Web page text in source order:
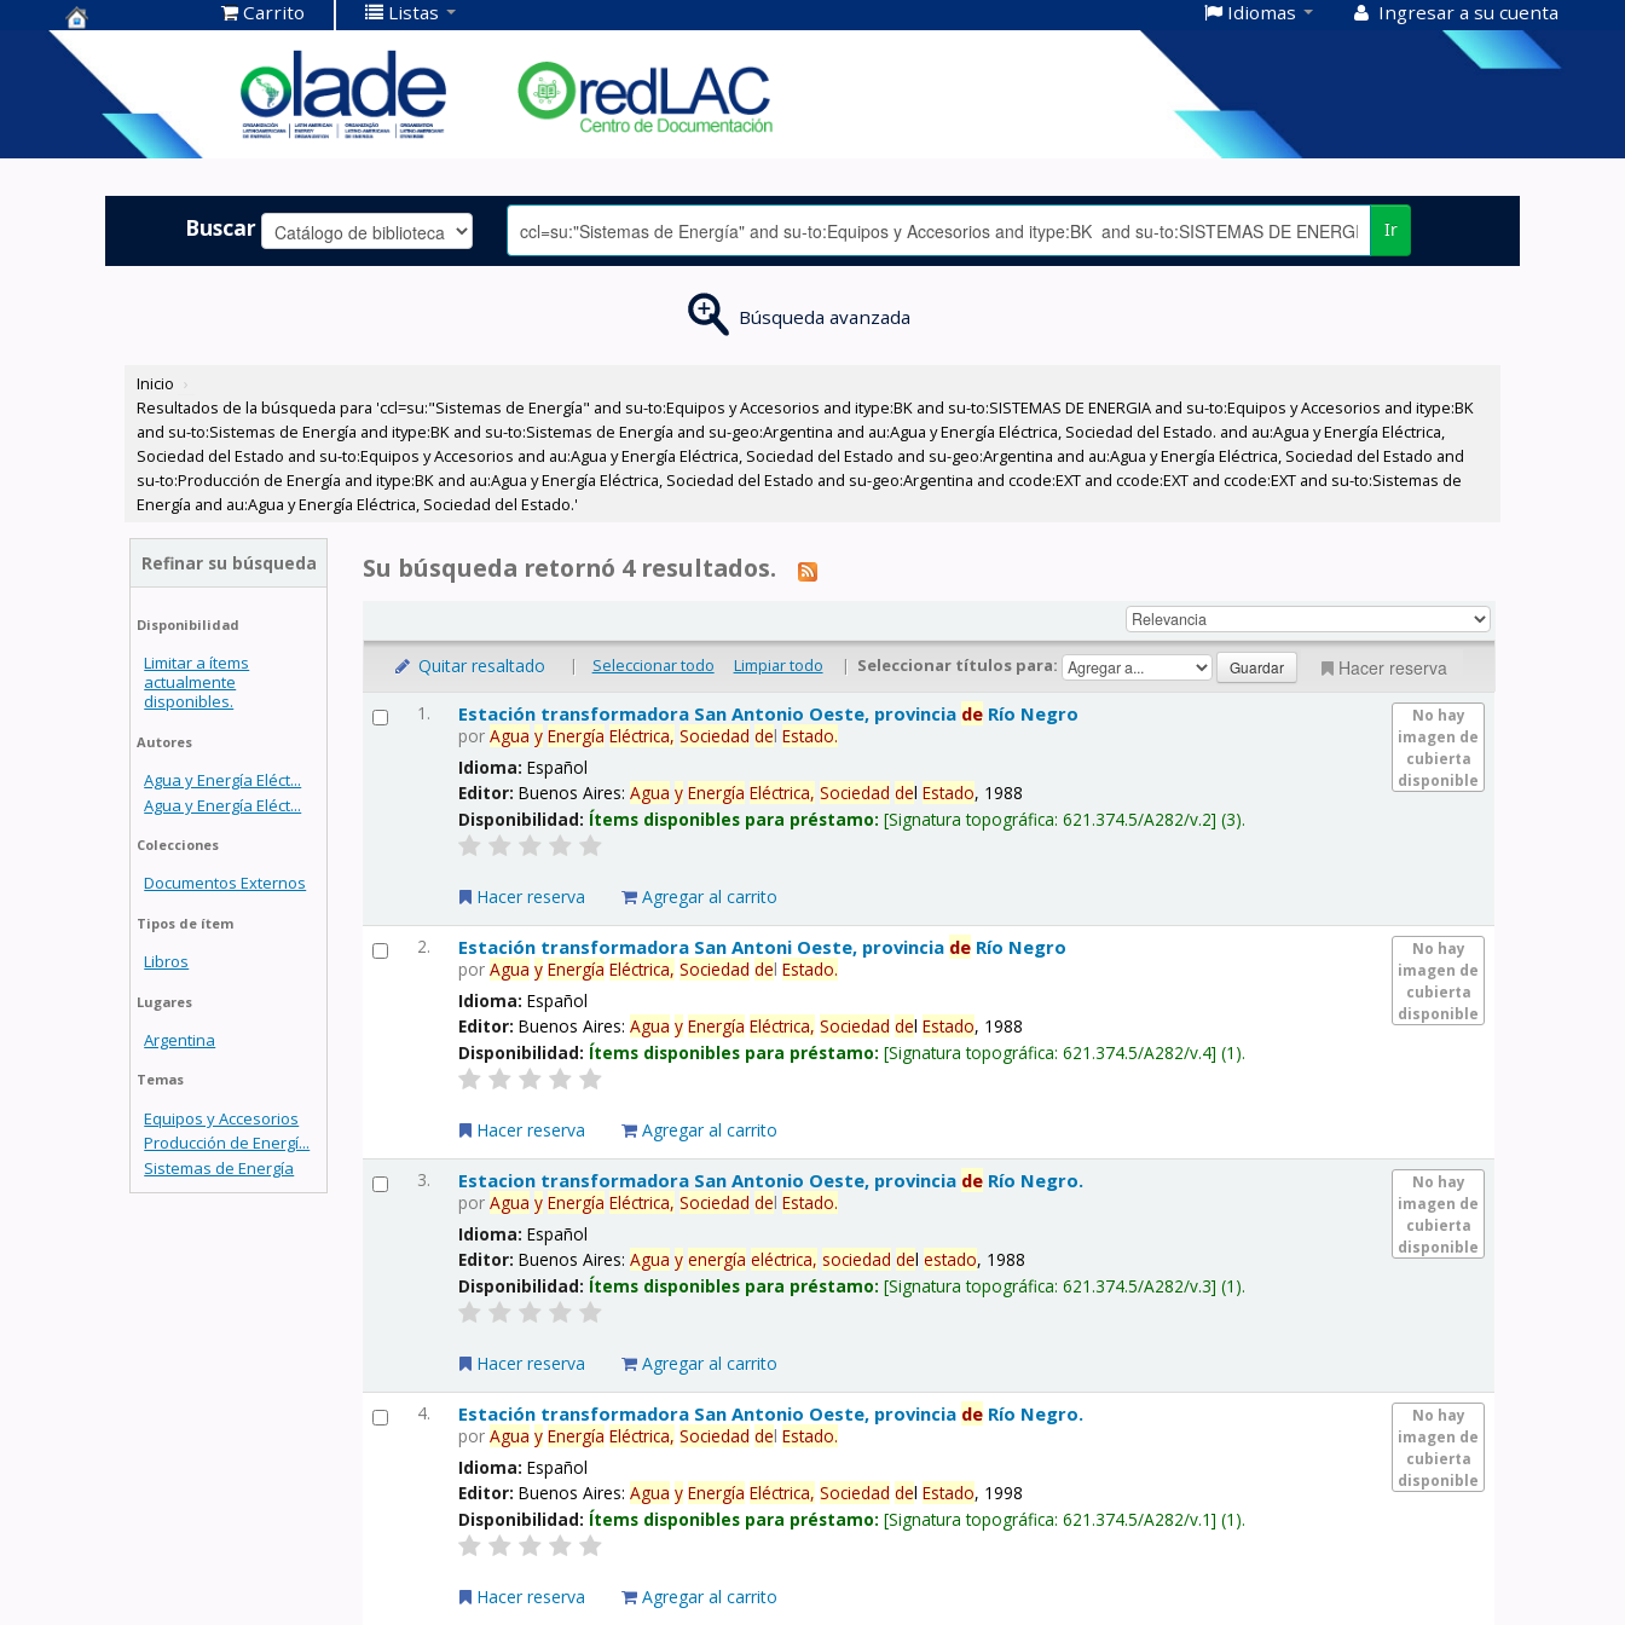
Centro de
Documentación
OLADE -
Carrito Listas Idiomas Ingresar a su cuenta
Buscar Ir
Búsqueda avanzada
Inicio ›
Resultados de la búsqueda para 'ccl=su:"Sistemas de Energía" and su-to:Equipos y Accesorios and itype:BK and su-to:SISTEMAS DE ENERGIA and su-to:Equipos y Accesorios and itype:BK
and su-to:Sistemas de Energía and itype:BK and su-to:Sistemas de Energía and su-geo:Argentina and au:Agua y Energía Eléctrica, Sociedad del Estado. and au:Agua y Energía Eléctrica,
Sociedad del Estado and su-to:Equipos y Accesorios and au:Agua y Energía Eléctrica, Sociedad del Estado and su-geo:Argentina and au:Agua y Energía Eléctrica, Sociedad del Estado and
su-to:Producción de Energía and itype:BK and au:Agua y Energía Eléctrica, Sociedad del Estado and su-geo:Argentina and ccode:EXT and ccode:EXT and ccode:EXT and su-to:Sistemas de
Energía and au:Agua y Energía Eléctrica, Sociedad del Estado.'
Refinar su búsqueda
Disponibilidad
Limitar a ítems
actualmente
disponibles.
Autores
Agua y Energía Eléct...
Agua y Energía Eléct...
Colecciones
Documentos Externos
Tipos de ítem
Libros
Lugares
Argentina
Temas
Equipos y Accesorios
Producción de Energí...
Sistemas de Energía
Su búsqueda retornó 4 resultados.
Quitar resaltado | Seleccionar todo Limpiar todo | Seleccionar títulos para: Hacer reserva
1.
No hay
imagen de
cubierta
disponible
Estación transformadora San Antonio Oeste, provincia de Río Negro
porAgua y Energía Eléctrica, Sociedad delEstado.
Idioma:Español
Editor:Buenos Aires:Agua y Energía Eléctrica, Sociedad delEstado, 1988
Disponibilidad: Ítems disponibles para préstamo: Signatura topográfica:621.374.5/A282/v.2 (3).
Hacer reserva Agregar al carrito
2.
No hay
imagen de
cubierta
disponible
Estación transformadora San Antoni Oeste, provincia de Río Negro
porAgua y Energía Eléctrica, Sociedad delEstado.
Idioma:Español
Editor:Buenos Aires:Agua y Energía Eléctrica, Sociedad delEstado, 1988
Disponibilidad: Ítems disponibles para préstamo: Signatura topográfica:621.374.5/A282/v.4 (1).
Hacer reserva Agregar al carrito
3.
No hay
imagen de
cubierta
disponible
Estacion transformadora San Antonio Oeste, provincia de Río Negro.
porAgua y Energía Eléctrica, Sociedad delEstado.
Idioma:Español
Editor:Buenos Aires:Agua y energía eléctrica, sociedad delestado, 1988
Disponibilidad: Ítems disponibles para préstamo: Signatura topográfica:621.374.5/A282/v.3 (1).
Hacer reserva Agregar al carrito
4.
No hay
imagen de
cubierta
disponible
Estación transformadora San Antonio Oeste, provincia de Río Negro.
porAgua y Energía Eléctrica, Sociedad delEstado.
Idioma:Español
Editor:Buenos Aires:Agua y Energía Eléctrica, Sociedad delEstado, 1998
Disponibilidad: Ítems disponibles para préstamo: Signatura topográfica:621.374.5/A282/v.1 (1).
Hacer reserva Agregar al carrito